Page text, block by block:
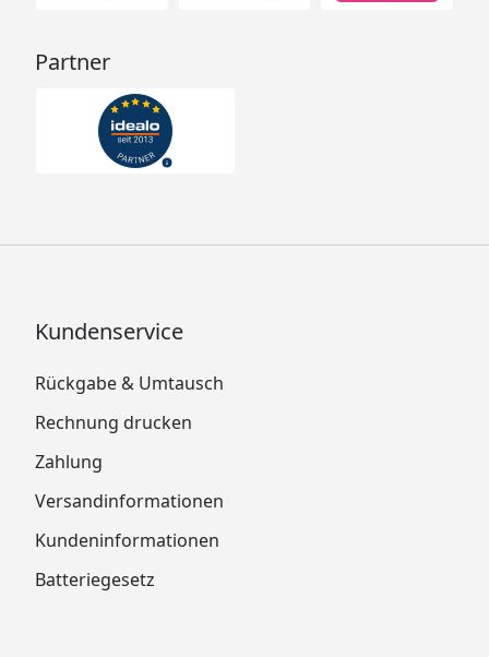
Partner
Kundenservice
Rückgabe & Umtausch
Rechnung drucken
Zahlung
Versandinformationen
Kundeninformationen
Batteriegesetz